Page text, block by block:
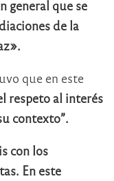
general que se
de la
que en este
respeto al interés
contexto”.
con los
En este